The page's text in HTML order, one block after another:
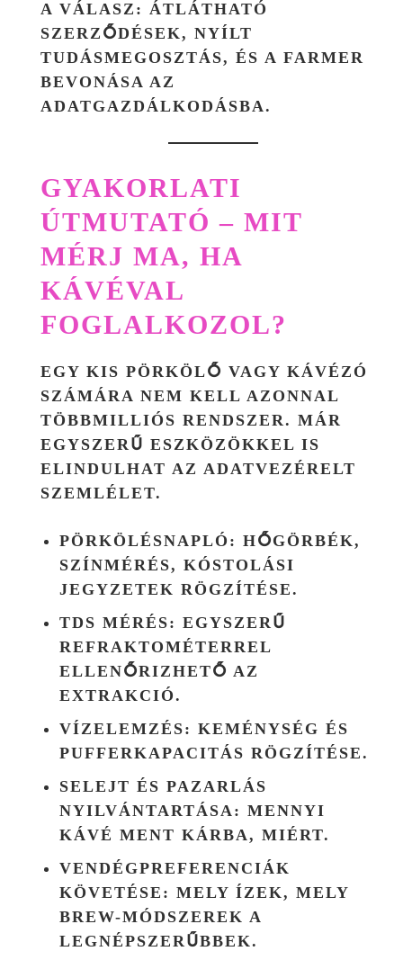
A VÁLASZ: ÁTLÁTHATÓ
SZERZŐDÉSEK, NYÍLT
TUDÁSMEGOSZTÁS, ÉS A FARMER
BEVONÁSA AZ
ADATGAZDÁLKODÁSBA.
GYAKORLATI
ÚTMUTATÓ – MIT
MÉRJ MA, HA
KÁVÉVAL
FOGLALKOZOL?
EGY KIS PÖRKÖLŐ VAGY KÁVÉZÓ
SZÁMÁRA NEM KELL AZONNAL
TÖBBMILLIÓS RENDSZER. MÁR
EGYSZERŰ ESZKÖZÖKKEL IS
ELINDULHAT AZ ADATVEZÉRELT
SZEMLÉLET.
PÖRKÖLÉSNAPLÓ: HŐGÖRBÉK,
SZÍNMÉRÉS, KÓSTOLÁSI
JEGYZETEK RÖGZÍTÉSE.
TDS MÉRÉS: EGYSZERŰ
REFRAKTOMÉTERREL
ELLENŐRIZHETŐ AZ
EXTRAKCIÓ.
VÍZELEMZÉS: KEMÉNYSÉG ÉS
PUFFERKAPACITÁS RÖGZÍTÉSE.
SELEJT ÉS PAZARLÁS
NYILVÁNTARTÁSA: MENNYI
KÁVÉ MENT KÁRBA, MIÉRT.
VENDÉGPREFERENCIÁK
KÖVETÉSE: MELY ÍZEK, MELY
BREW-MÓDSZEREK A
LEGNÉPSZERŰBBEK.